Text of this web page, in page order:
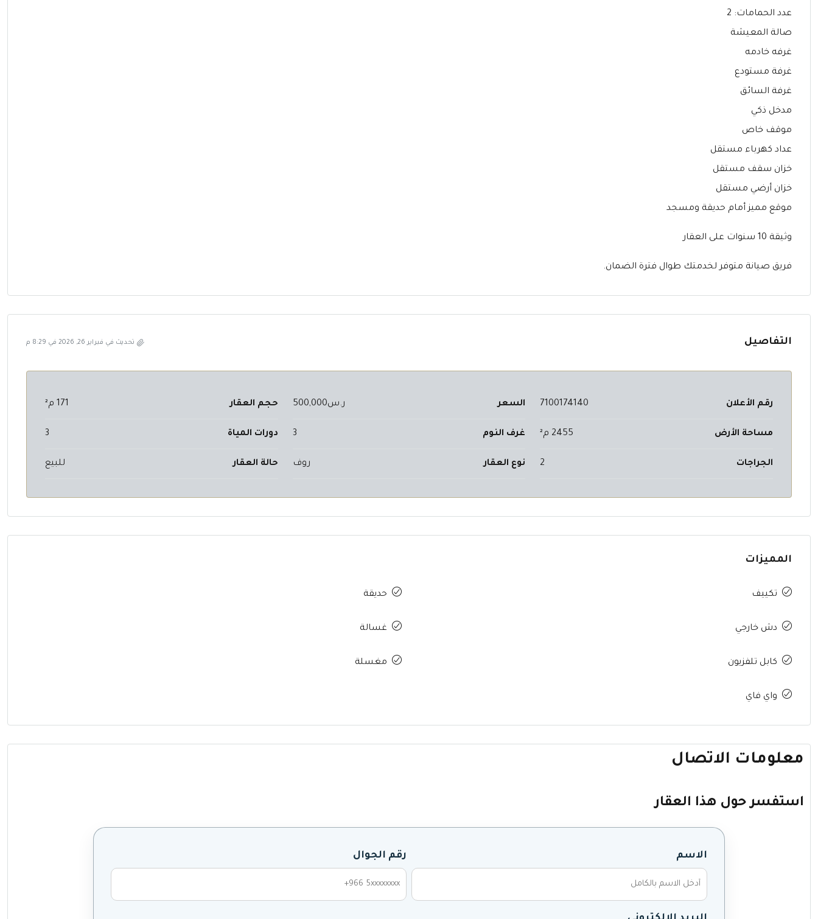
عدد الحمامات: 2
صالة المعيشة
غرفه خادمه
غرفة مستودع
غرفة السائق
مدخل ذكي
موقف خاص
عداد كهرباء مستقل
خزان سقف مستقل
خزان أرضي مستقل
موقع مميز أمام حديقة ومسجد
وثيقة 10 سنوات على العقار
فريق صيانة متوفر لخدمتك طوال فترة الضمان.
التفاصيل تحديث في فبراير 26, 2026 في 8:29 م
رقم الأعلان 7100174140 السعر ر.س500,000 حجم العقار 171 م²
مساحة الأرض 2455 م² غرف النوم 3 دورات المياة 3
الجراجات 2 نوع العقار روف حالة العقار للبيع
المميزات
تكييف حديقة
دش خارجي غسالة
كابل تلفزيون مغسلة
واي فاي
معلومات الاتصال
استفسر حول هذا العقار
الاسم رقم الجوال